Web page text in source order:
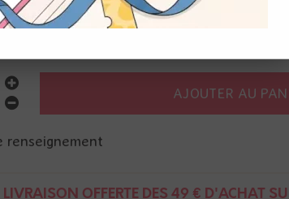
AJOUTER AU
renseignement
LIVRAISON OFFERTE DÈS 49 € D'ACHAT